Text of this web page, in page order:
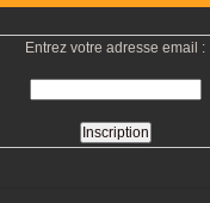
Entrez votre adresse email :